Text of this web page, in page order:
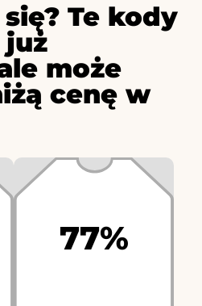
się? Te kody
już
może
cenę w
77%